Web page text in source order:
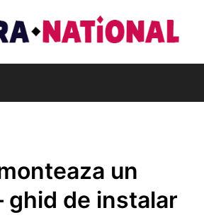
Național
un
ghid de instalar